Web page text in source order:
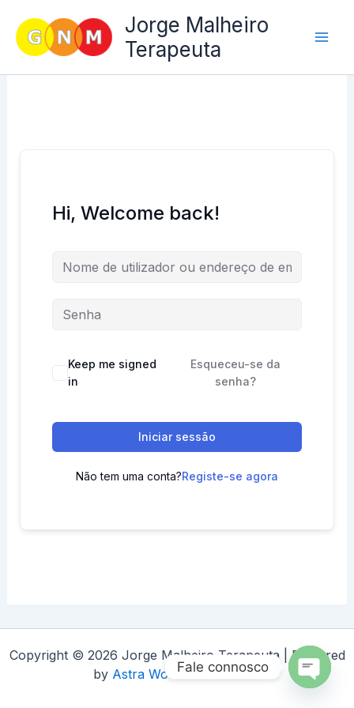
content
Jorge Malheiro
Terapeuta
Hi, Welcome back!
Keep me signed
in
Esqueceu-se da
senha?
Iniciar sessão
Não tem uma conta?Registe-se agora
Copyright © 2026 Jorge Malheiro Terapeuta | Powered
by Astra WordPress Theme
Fale connosco